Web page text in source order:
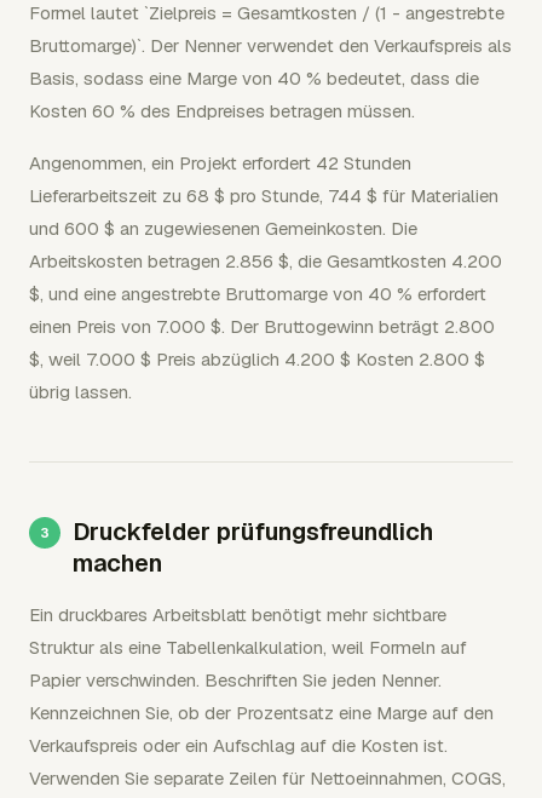
Formel lautet `Zielpreis = Gesamtkosten / (1 - angestrebte
Bruttomarge)`. Der Nenner verwendet den Verkaufspreis als
Basis, sodass eine Marge von 40 % bedeutet, dass die
Kosten 60 % des Endpreises betragen müssen.
Angenommen, ein Projekt erfordert 42 Stunden
Lieferarbeitszeit zu 68 $ pro Stunde, 744 $ für Materialien
und 600 $ an zugewiesenen Gemeinkosten. Die
Arbeitskosten betragen 2.856 $, die Gesamtkosten 4.200
$, und eine angestrebte Bruttomarge von 40 % erfordert
einen Preis von 7.000 $. Der Bruttogewinn beträgt 2.800
$, weil 7.000 $ Preis abzüglich 4.200 $ Kosten 2.800 $
übrig lassen.
Druckfelder prüfungsfreundlich
machen
Ein druckbares Arbeitsblatt benötigt mehr sichtbare
Struktur als eine Tabellenkalkulation, weil Formeln auf
Papier verschwinden. Beschriften Sie jeden Nenner.
Kennzeichnen Sie, ob der Prozentsatz eine Marge auf den
Verkaufspreis oder ein Aufschlag auf die Kosten ist.
Verwenden Sie separate Zeilen für Nettoeinnahmen, COGS,